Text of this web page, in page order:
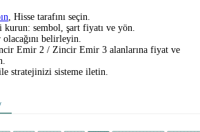
, Hisse tarafını seçin.
sembol, şart fiyatı ve yön.
belirleyin.
Emir 2 / Zincir Emir 3 alanlarına fiyat ve
stratejinizi sisteme iletin.